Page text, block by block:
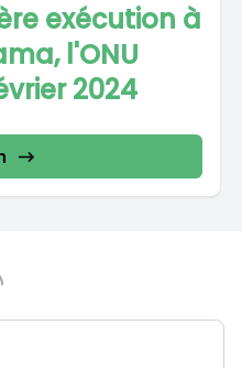
exécution à
l'ONU
2024